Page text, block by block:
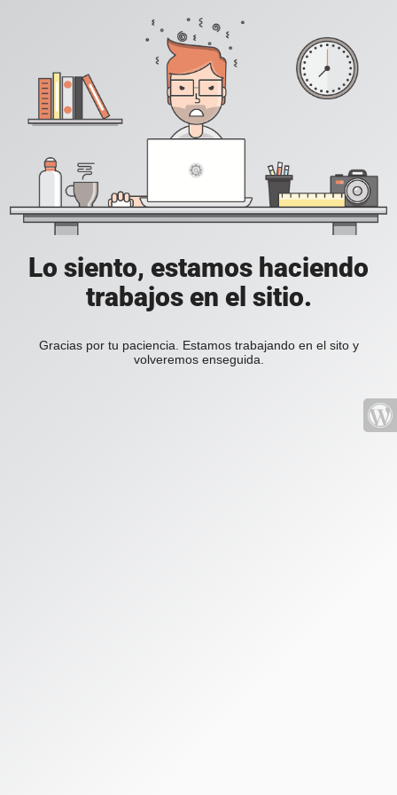
Lo siento, estamos haciendo
trabajos en el sitio.
Gracias por tu paciencia. Estamos trabajando en el sito y
volveremos enseguida.